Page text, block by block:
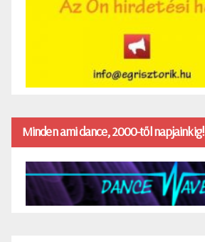
Minden ami dance, 2000-től napjainkig!